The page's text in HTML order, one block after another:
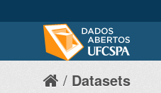
Datasets